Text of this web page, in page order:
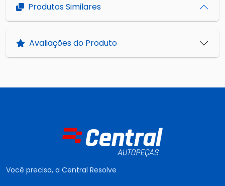
Produtos Similares
Avaliações do Produto
Você precisa, a Central Resolve